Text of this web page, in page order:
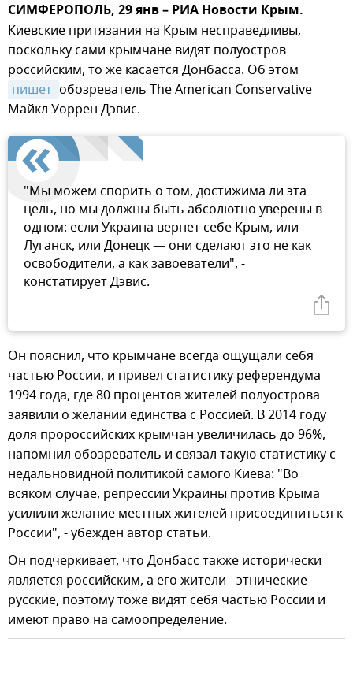
СИМФЕРОПОЛЬ, 29 янв – РИА Новости Крым.
Киевские притязания на Крым несправедливы,
поскольку сами крымчане видят полуостров
российским, то же касается Донбасса. Об этом
пишет обозреватель The American Conservative
Майкл Уоррен Дэвис.
"Мы можем спорить о том, достижима ли эта
цель, но мы должны быть абсолютно уверены в
одном: если Украина вернет себе Крым, или
Луганск, или Донецк — они сделают это не как
освободители, а как завоеватели", -
констатирует Дэвис.
Он пояснил, что крымчане всегда ощущали себя
частью России, и привел статистику референдума
1994 года, где 80 процентов жителей полуострова
заявили о желании единства с Россией. В 2014 году
доля пророссийских крымчан увеличилась до 96%,
напомнил обозреватель и связал такую статистику с
недальновидной политикой самого Киева: "Во
всяком случае, репрессии Украины против Крыма
усилили желание местных жителей присоединиться к
России", - убежден автор статьи.
Он подчеркивает, что Донбасс также исторически
является российским, а его жители - этнические
русские, поэтому тоже видят себя частью России и
имеют право на самоопределение.